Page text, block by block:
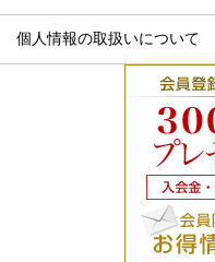
個人情報の取扱いについて